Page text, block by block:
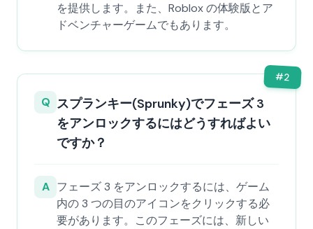
を提供します。また、Roblox の体験版とア
ドベンチャーゲームでもあります。
#2
Q スプランキー(Sprunky)でフェーズ 3
をアンロックするにはどうすればよい
ですか？
A フェーズ 3 をアンロックするには、ゲーム
内の 3 つの目のアイコンをクリックする必
要があります。このフェーズには、新しい